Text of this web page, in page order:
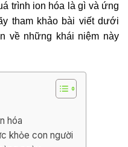
trình ion hóa là gì và ứng
tham khảo bài viết dưới
về những khái niệm này
hóa
khỏe con người